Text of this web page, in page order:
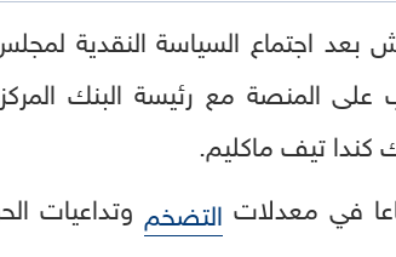
بعد اجتماع السياسة النقدية
المنصة مع رئيسة البنك
كندا تيف ماكليم.
في معدلات التضخم وتداعيات